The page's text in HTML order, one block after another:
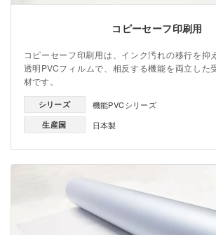
コピーセーフ印刷用
コピーセーフ印刷用は、インク汚れの移行を抑
透明PVCフィルムで、相反する機能を両立した
材です。
シリーズ 機能PVCシリーズ
生産国 日本製